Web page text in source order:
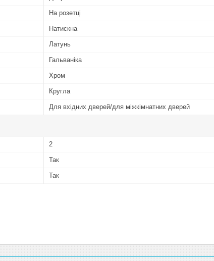
На розетці
Натискна
Латунь
Гальваніка
Хром
Кругла
Для вхідних дверей/для міжкімнатних дверей
2
Так
Так